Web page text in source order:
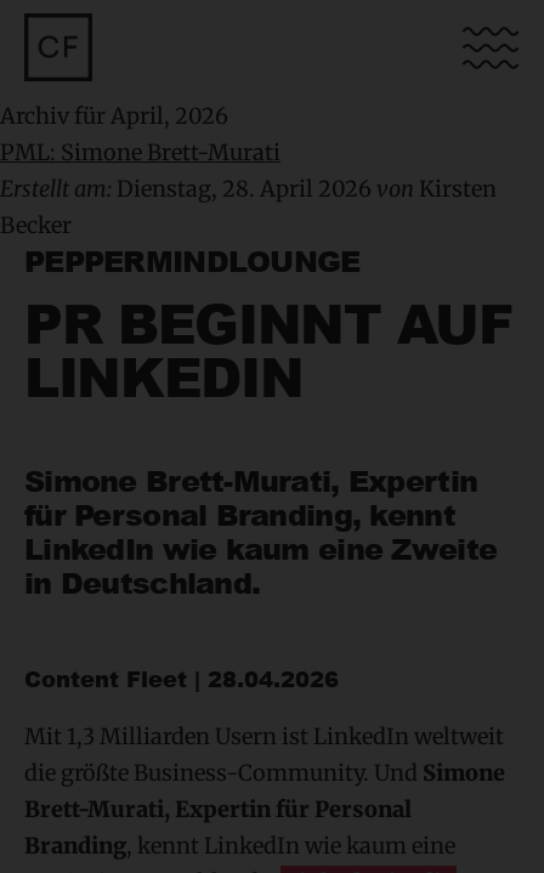
Archiv für April, 2026
PML: Simone Brett-Murati
Erstellt am: Dienstag, 28. April 2026 von Kirsten
Becker
PEPPERMINDLOUNGE
PR BEGINNT AUF
LINKEDIN
Simone Brett-Murati, Expertin
für Personal Branding, kennt
LinkedIn wie kaum eine Zweite
in Deutschland.
Content Fleet | 28.04.2026
Mit 1,3 Milliarden Usern ist LinkedIn weltweit
die größte Business-Community. Und Simone
Brett-Murati, Expertin für Personal
Branding, kennt LinkedIn wie kaum eine